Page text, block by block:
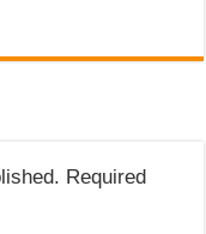
Required